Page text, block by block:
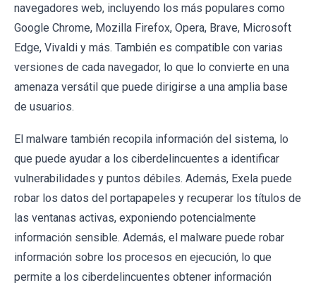
navegadores web, incluyendo los más populares como
Google Chrome, Mozilla Firefox, Opera, Brave, Microsoft
Edge, Vivaldi y más. También es compatible con varias
versiones de cada navegador, lo que lo convierte en una
amenaza versátil que puede dirigirse a una amplia base
de usuarios.
El malware también recopila información del sistema, lo
que puede ayudar a los ciberdelincuentes a identificar
vulnerabilidades y puntos débiles. Además, Exela puede
robar los datos del portapapeles y recuperar los títulos de
las ventanas activas, exponiendo potencialmente
información sensible. Además, el malware puede robar
información sobre los procesos en ejecución, lo que
permite a los ciberdelincuentes obtener información